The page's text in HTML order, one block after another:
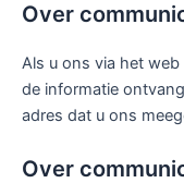
Over
Als u ons via het
de informatie
adres dat u ons
Over